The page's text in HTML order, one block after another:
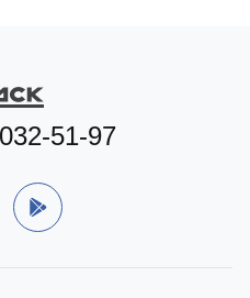
51-97